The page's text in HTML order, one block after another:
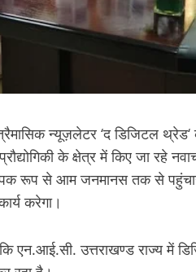
न्यूज़लेटर ‘द डिजिटल
के क्षेत्र में किए जा रहे
रूप से आम जनमानस तक से
करेगा।
एन.आई.सी. उत्तराखण्ड राज्य में